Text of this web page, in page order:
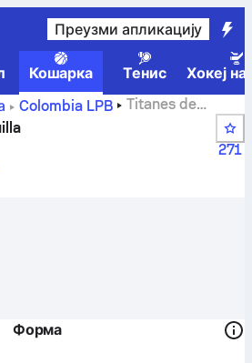
Преузми апликацију
Кошарка Тенис
Хокеј
Colombia LPB
Titanes de
табела, распоред и играчи
271
Форма